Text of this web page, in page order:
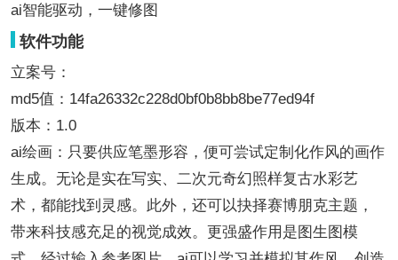
ai智能驱动，一键修图
软件功能
立案号：
md5值：14fa26332c228d0bf0b8bb8be77ed94f
版本：1.0
ai绘画：只要供应笔墨形容，便可尝试定制化作风的画作
生成。无论是实在写实、二次元奇幻照样复古水彩艺
术，都能找到灵感。此外，还可以抉择赛博朋克主题，
带来科技感充足的视觉成效。更强盛作用是图生图模